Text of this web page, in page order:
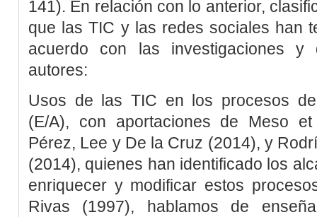
141). En relación con lo anterior,
que las TIC y las redes sociales han
acuerdo con las investigaciones y
autores:
Usos de las TIC en los procesos
(E/A), con aportaciones de Meso
Pérez, Lee y De la Cruz (2014), y
(2014), quienes han identificado los
enriquecer y modificar estos
Rivas (1997), hablamos de